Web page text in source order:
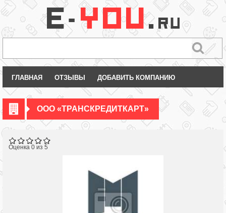
ГЛАВНАЯ ОТЗЫВЫ ДОБАВИТЬ КОМПАНИЮ
ООО «ТРАНСКРЕДИТКАРТ»
Оценка 0 из 5